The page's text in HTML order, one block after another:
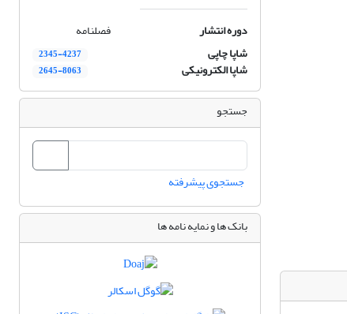
دوره انتشار
فصلنامه
شاپا چاپی
2345-4237
شاپا الکترونیکی 2645-8063
جستجو
جستجوی پیشرفته
بانک ها و نمایه نامه ها